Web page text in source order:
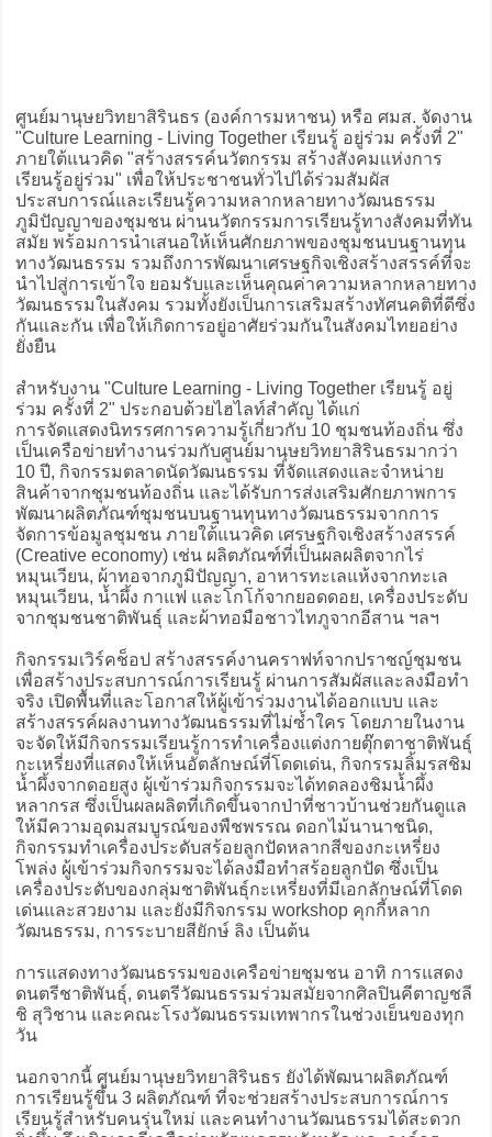
ศูนย์มานุษยวิทยาสิรินธร (องค์การมหาชน) หรือ ศมส. จัดงาน
"Culture Learning - Living Together เรียนรู้ อยู่ร่วม ครั้งที่ 2"
ภายใต้แนวคิด "สร้างสรรค์นวัตกรรม สร้างสังคมแห่งการ
เรียนรู้อยู่ร่วม" เพื่อให้ประชาชนทั่วไปได้ร่วมสัมผัส
ประสบการณ์และเรียนรู้ความหลากหลายทางวัฒนธรรม
ภูมิปัญญาของชุมชน ผ่านนวัตกรรมการเรียนรู้ทางสังคมที่ทัน
สมัย พร้อมการนำเสนอให้เห็นศักยภาพของชุมชนบนฐานทุน
ทางวัฒนธรรม รวมถึงการพัฒนาเศรษฐกิจเชิงสร้างสรรค์ที่จะ
นำไปสู่การเข้าใจ ยอมรับและเห็นคุณค่าความหลากหลายทาง
วัฒนธรรมในสังคม รวมทั้งยังเป็นการเสริมสร้างทัศนคติที่ดีซึ่ง
กันและกัน เพื่อให้เกิดการอยู่อาศัยร่วมกันในสังคมไทยอย่าง
ยั่งยืน
สำหรับงาน "Culture Learning - Living Together เรียนรู้ อยู่
ร่วม ครั้งที่ 2" ประกอบด้วยไฮไลท์สำคัญ ได้แก่
การจัดแสดงนิทรรศการความรู้เกี่ยวกับ 10 ชุมชนท้องถิ่น ซึ่ง
เป็นเครือข่ายทำงานร่วมกับศูนย์มานุษยวิทยาสิรินธรมากว่า
10 ปี, กิจกรรมตลาดนัดวัฒนธรรม ที่จัดแสดงและจำหน่าย
สินค้าจากชุมชนท้องถิ่น และได้รับการส่งเสริมศักยภาพการ
พัฒนาผลิตภัณฑ์ชุมชนบนฐานทุนทางวัฒนธรรมจากการ
จัดการข้อมูลชุมชน ภายใต้แนวคิด เศรษฐกิจเชิงสร้างสรรค์
(Creative economy) เช่น ผลิตภัณฑ์ที่เป็นผลผลิตจากไร่
หมุนเวียน, ผ้าทอจากภูมิปัญญา, อาหารทะเลแห้งจากทะเล
หมุนเวียน, น้ำผึ้ง กาแฟ และโกโก้จากยอดดอย, เครื่องประดับ
จากชุมชนชาติพันธุ์ และผ้าทอมือชาวไทภูจากอีสาน ฯลฯ
กิจกรรมเวิร์คช็อป สร้างสรรค์งานคราฟท์จากปราชญ์ชุมชน
เพื่อสร้างประสบการณ์การเรียนรู้ ผ่านการสัมผัสและลงมือทำ
จริง เปิดพื้นที่และโอกาสให้ผู้เข้าร่วมงานได้ออกแบบ และ
สร้างสรรค์ผลงานทางวัฒนธรรมที่ไม่ซ้ำใคร โดยภายในงาน
จะจัดให้มีกิจกรรมเรียนรู้การทำเครื่องแต่งกายตุ๊กตาชาติพันธุ์
กะเหรี่ยงที่แสดงให้เห็นอัตลักษณ์ที่โดดเด่น, กิจกรรมลิ้มรสชิม
น้ำผึ้งจากดอยสูง ผู้เข้าร่วมกิจกรรมจะได้ทดลองชิมน้ำผึ้ง
หลากรส ซึ่งเป็นผลผลิตที่เกิดขึ้นจากป่าที่ชาวบ้านช่วยกันดูแล
ให้มีความอุดมสมบูรณ์ของพืชพรรณ ดอกไม้นานาชนิด,
กิจกรรมทำเครื่องประดับสร้อยลูกปัดหลากสีของกะเหรี่ยง
โพล่ง ผู้เข้าร่วมกิจกรรมจะได้ลงมือทำสร้อยลูกปัด ซึ่งเป็น
เครื่องประดับของกลุ่มชาติพันธุ์กะเหรี่ยงที่มีเอกลักษณ์ที่โดด
เด่นและสวยงาม และยังมีกิจกรรม workshop คุกกี้หลาก
วัฒนธรรม, การระบายสียักษ์ ลิง เป็นต้น
การแสดงทางวัฒนธรรมของเครือข่ายชุมชน อาทิ การแสดง
ดนตรีชาติพันธุ์, ดนตรีวัฒนธรรมร่วมสมัยจากศิลปินคีตาญชลี
ชิ สุวิชาน และคณะโรงวัฒนธรรมเทพากรในช่วงเย็นของทุก
วัน
นอกจากนี้ ศูนย์มานุษยวิทยาสิรินธร ยังได้พัฒนาผลิตภัณฑ์
การเรียนรู้ขึ้น 3 ผลิตภัณฑ์ ที่จะช่วยสร้างประสบการณ์การ
เรียนรู้สำหรับคนรุ่นใหม่ และคนทำงานวัฒนธรรมได้สะดวก